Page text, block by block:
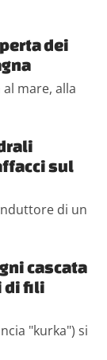
dei
mare, alla
sul
di un
cascata
di fili
"kurka") si